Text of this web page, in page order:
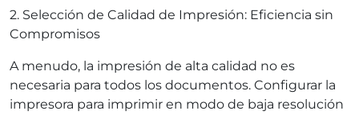
2. Selección de Calidad de Impresión: Eficiencia sin
Compromisos
A menudo, la impresión de alta calidad no es
necesaria para todos los documentos. Configurar la
impresora para imprimir en modo de baja resolución